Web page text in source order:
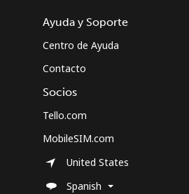
Ayuda y Soporte
Centro de Ayuda
Contacto
Socios
Tello.com
MobileSIM.com
United States
Spanish